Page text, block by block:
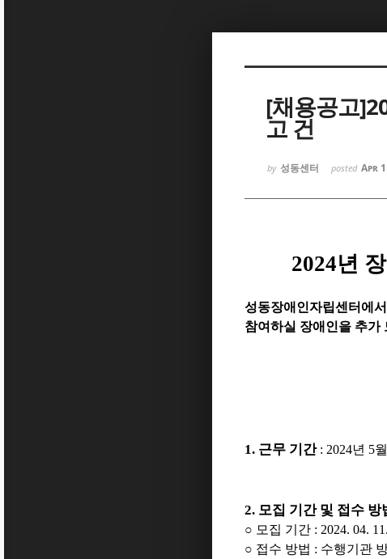
[채용공고
고 건
by 성동센터 posted Apr
2024년
성동장애인자립센터에
참여하실 장애인을 추가
1. 근무 기간 : 2024년 5월
2. 모집 기간 및 접수 방
○ 모집 기간 : 2024. 04.
○ 접수 방법 : 수행기관
Sketchbook5, 스케치북5
Sketchbook5, 스케치북5